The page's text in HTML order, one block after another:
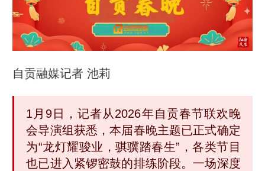
自贡融媒记者 池莉
1月9日，记者从2026年自贡春节联欢晚
会导演组获悉，本届春晚主题已正式确定
为“龙灯耀骏业，骐骥踏春生”，各类节目
也已进入紧锣密鼓的排练阶段。一场深度